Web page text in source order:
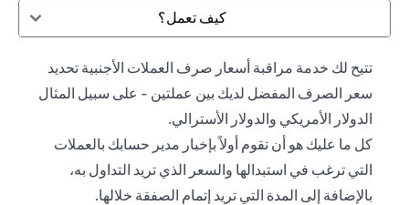
كيف تعمل؟
تتيح لك خدمة مراقبة أسعار صرف العملات الأجنبية تحديد
سعر الصرف المفضل لديك بين عملتين - على سبيل المثال
الدولار الأمريكي والدولار الأسترالي.
كل ما عليك هو أن تقوم أولاً بإخبار مدير حسابك بالعملات
التي ترغب في استبدالها والسعر الذي تريد التداول به،
بالإضافة إلى المدة التي تريد إتمام الصفقة خلالها.